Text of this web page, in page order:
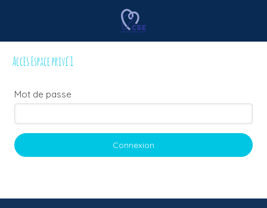
Accès Espace privé 1
Mot de passe
Connexion